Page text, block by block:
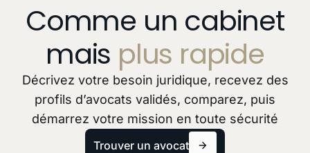
Comme un cabinet
mais plus rapide
Décrivez votre besoin juridique, recevez des
profils d’avocats validés, comparez, puis
démarrez votre mission en toute sécurité
Trouver un avocat